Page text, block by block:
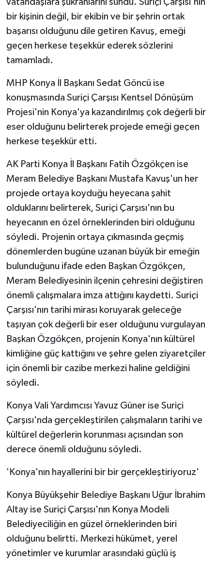
bir kişinin değil, bir ekibin ve bir şehrin ortak
başarısı olduğunu dile getiren Kavuş, emeği
geçen herkese teşekkür ederek sözlerini
tamamladı.
MHP Konya İl Başkanı Sedat Göncü ise
konuşmasında Suriçi Çarşısı Kentsel Dönüşüm
Projesi'nin Konya'ya kazandırılmış çok değerli bir
eser olduğunu belirterek projede emeği geçen
herkese teşekkür etti.
AK Parti Konya İl Başkanı Fatih Özgökçen ise
Meram Belediye Başkanı Mustafa Kavuş'un her
projede ortaya koyduğu heyecana şahit
olduklarını belirterek, Suriçi Çarşısı'nın bu
heyecanın en özel örneklerinden biri olduğunu
söyledi. Projenin ortaya çıkmasında geçmiş
dönemlerden bugüne uzanan büyük bir emeğin
bulunduğunu ifade eden Başkan Özgökçen,
Meram Belediyesinin ilçenin çehresini değiştiren
önemli çalışmalara imza attığını kaydetti. Suriçi
Çarşısı'nın tarihi mirası koruyarak geleceğe
taşıyan çok değerli bir eser olduğunu vurgulayan
Başkan Özgökçen, projenin Konya'nın kültürel
kimliğine güç kattığını ve şehre gelen ziyaretçiler
için önemli bir cazibe merkezi haline geldiğini
söyledi.
Konya Vali Yardımcısı Yavuz Güner ise Suriçi
Çarşısı'nda gerçekleştirilen çalışmaların tarihi ve
kültürel değerlerin korunması açısından son
derece önemli olduğunu söyledi.
'Konya'nın hayallerini bir bir gerçekleştiriyoruz'
Konya Büyükşehir Belediye Başkanı Uğur İbrahim
Altay ise Suriçi Çarşısı'nın Konya Modeli
Belediyeciliğin en güzel örneklerinden biri
olduğunu belirtti. Merkezi hükümet, yerel
yönetimler ve kurumlar arasındaki güçlü iş